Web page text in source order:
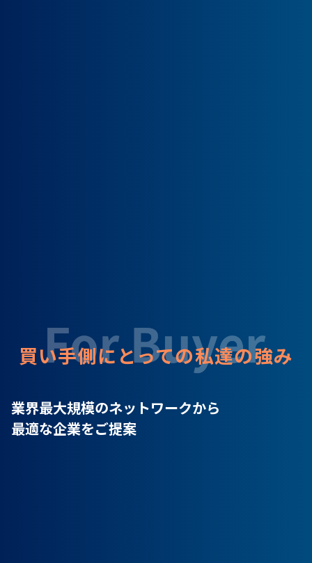
買い手側にとっての私達の強み
業界最大規模のネットワークから
最適な企業をご提案